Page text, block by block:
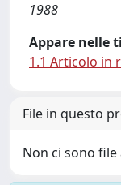
1988
Appare nelle
1.1 Articolo in
File in questo
Non ci sono